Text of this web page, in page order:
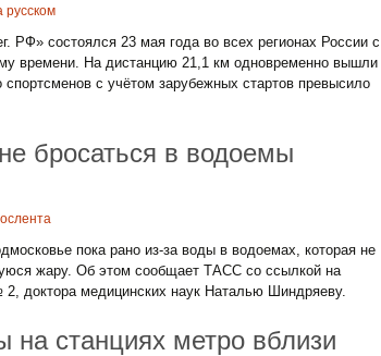
русском
состоялся 23 мая года во всех регионах России с
времени. На дистанцию 21,1 км одновременно вышли
с учётом зарубежных стартов превысило
бросаться в водоемы
пока рано из-за воды в водоемах, которая не
жару. Об этом сообщает ТАСС со ссылкой на
2, доктора медицинских наук Наталью Шиндряеву.
на станциях метро вблизи